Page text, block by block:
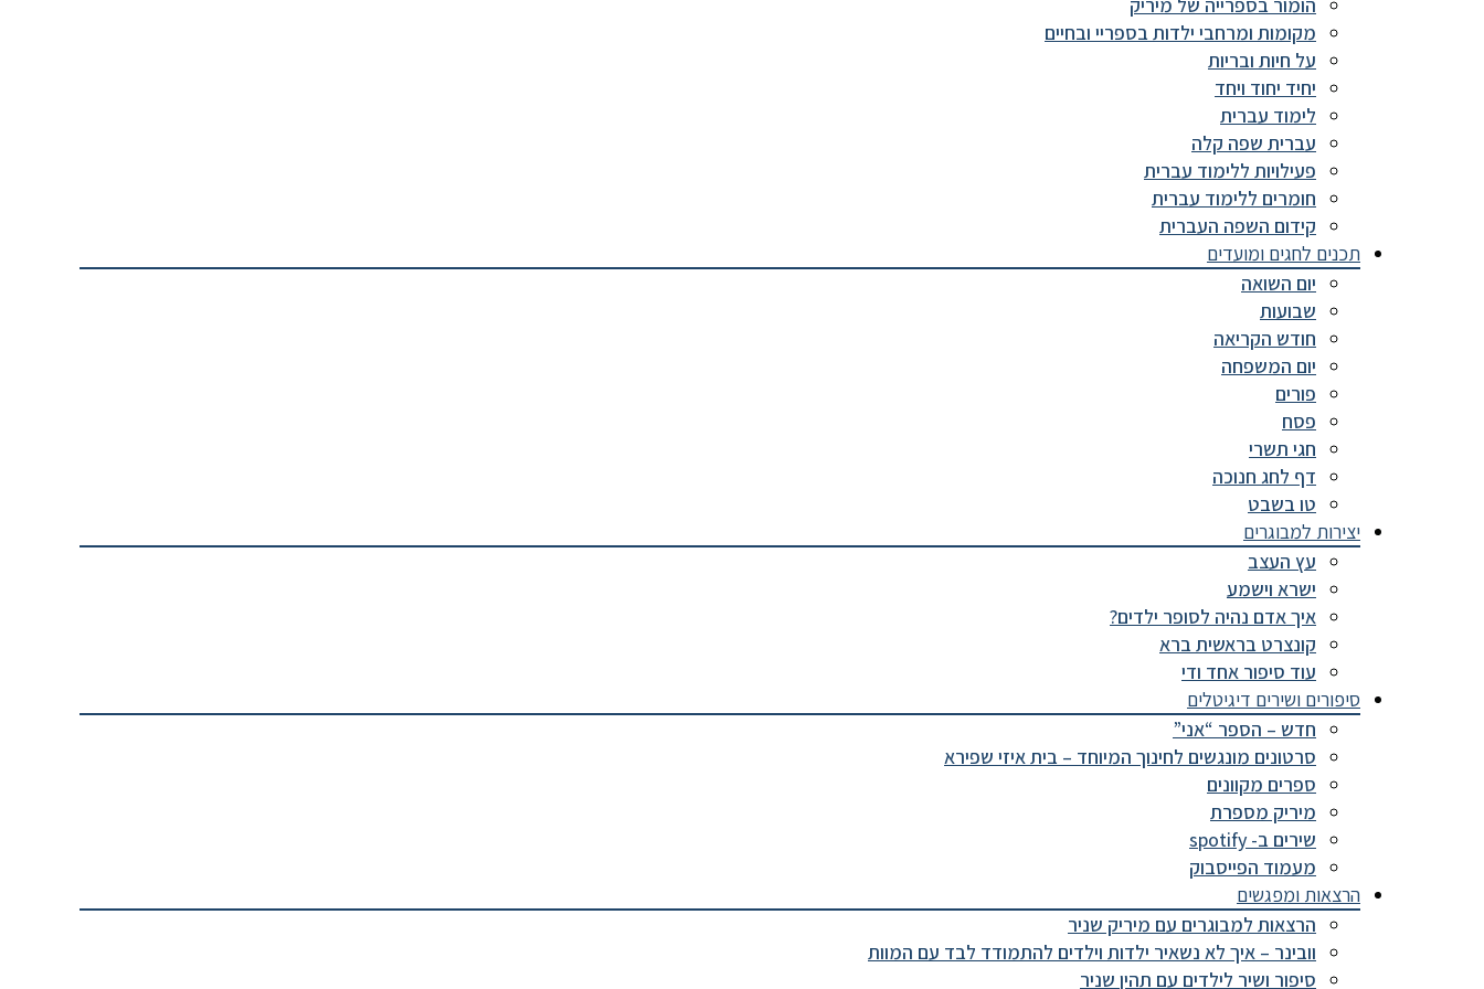
הומור בספרייה של מיריק
מקומות ומרחבי ילדות בספריי ובחיים
על חיות ובריות
יחיד יחוד ויחד
לימוד עברית
עברית שפה קלה
פעילויות ללימוד עברית
חומרים ללימוד עברית
קידום השפה העברית
תכנים לחגים ומועדים
יום השואה
שבועות
חודש הקריאה
יום המשפחה
פורים
פסח
חגי תשרי
דף לחג חנוכה
טו בשבט
יצירות למבוגרים
עץ העצב
ישרא וישמע
איך אדם נהיה לסופר ילדים?
קונצרט בראשית ברא
עוד סיפור אחד ודי
סיפורים ושירים דיגיטלים
חדש – הספר “אני”
סרטונים מונגשים לחינוך המיוחד – בית איזי שפירא
ספרים מקוונים
מיריק מספרת
שירים ב- spotify
מעמוד הפייסבוק
הרצאות ומפגשים
הרצאות למבוגרים עם מיריק שניר
וובינר – איך לא נשאיר ילדות וילדים להתמודד לבד עם המוות
סיפור ושיר לילדים עם תהין שניר